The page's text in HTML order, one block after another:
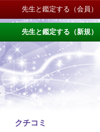
先生と鑑定する（会員）
先生と鑑定する（新規）
クチコミ